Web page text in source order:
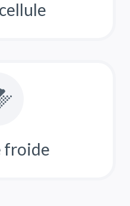
froide